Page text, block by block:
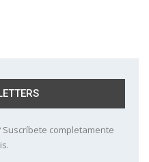
completamente